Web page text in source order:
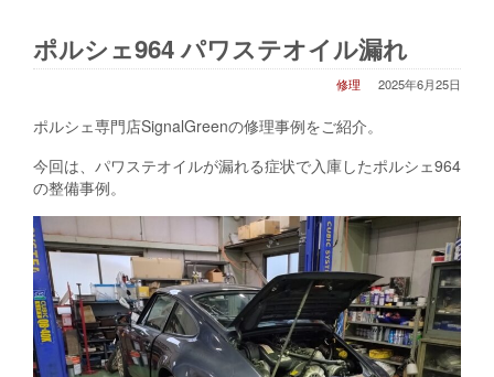
ポルシェ964 パワステオイル漏れ
2025年6月25日
修理
ポルシェ専門店SignalGreenの修理事例をご紹介。
今回は、パワステオイルが漏れる症状で入庫したポルシェ964
の整備事例。